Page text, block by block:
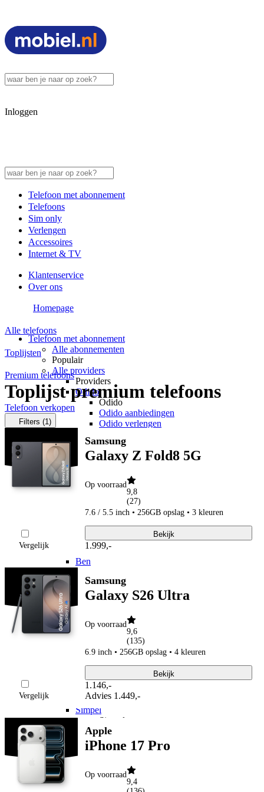
Inloggen
Telefoon met abonnement
Telefoons
Sim only
Verlengen
Accessoires
Internet & TV
Klantenservice
Over ons
Telefoon met abonnement
Alle abonnementen
Populair
Alle providers
Providers
Odido
Odido
Odido aanbiedingen
Odido verlengen
Vodafone
Vodafone aanbiedingen
Vodafone verlengen
KPN
KPN aanbiedingen
KPN verlengen
hollandsnieuwe
hollandsnieuwe aanbiedingen
hollandsnieuwe verlengen
Ben
Ben aanbiedingen
Ben verlengen
Simyo
Simyo aanbiedingen
Budget Thuis
Budget Thuis aanbiedingen
Lebara
Lebara
Lebara aanbiedingen
Lebara verlengen
Simpel
Simpel
Simpel aanbiedingen
50+ Mobiel
50+ Mobiel
50+ Mobiel verlengen
Homepage
Alle telefoons
Toplijsten
Premium telefoons
Toplijst premium telefoons
Telefoon verkopen
Filters (1)
Samsung
Galaxy Z Fold8 5G
Op voorraad
9,8
(27)
7.6 / 5.5 inch • 256GB opslag • 3 kleuren
Vergelijk 1.999,-
Bekijk
Samsung
Galaxy S26 Ultra
Op voorraad
9,6
(135)
6.9 inch • 256GB opslag • 4 kleuren
Vergelijk
1.146,-
Advies 1.449,-
Bekijk
Apple
iPhone 17 Pro
Op voorraad
9,4